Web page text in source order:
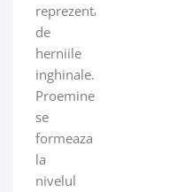
reprezentate
de
herniile
inghinale.
Proeminentele
se
formeaza
la
nivelul